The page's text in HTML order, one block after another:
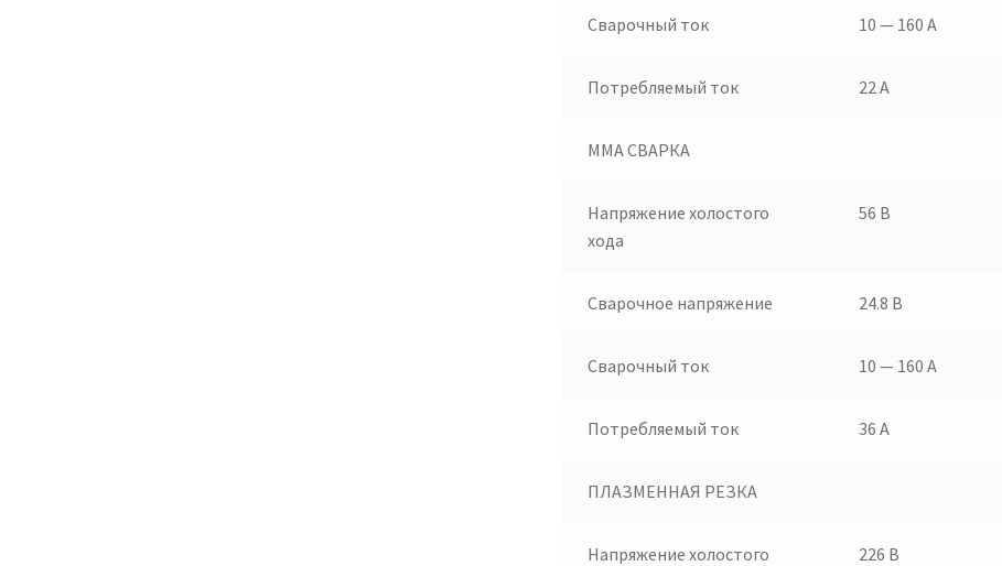
Сварочный ток 10 — 160 А
Потребляемый ток 22 А
MMA СВАРКА
Напряжение холостого
хода
56 В
Сварочное напряжение 24.8 В
Сварочный ток 10 — 160 А
Потребляемый ток 36 А
ПЛАЗМЕННАЯ РЕЗКА
Напряжение холостого
226 В